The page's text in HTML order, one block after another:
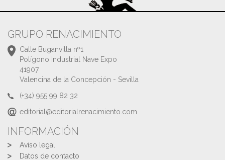
GRUPO RENACIMIENTO
Calle Buganvilla nº1
Polígono Industrial Nave Expo
41907
Valencina de la Concepción - Sevilla
(+34) 955 99 82 32
editorial@editorialrenacimiento.com
INFORMACIÓN
Aviso legal
Datos de contacto